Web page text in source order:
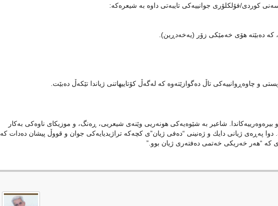
كوردی/فۆلكلۆری جوانییه‌كی تایبه‌تی داوه‌ به‌ شیعرەکە:
كه‌ ده‌بێته‌ هۆی خه‌مێكی زۆر (یه‌خه‌دڕین).
و چاوه‌ڕوانییه‌كی تاڵ ده‌گوازێته‌وه‌ كه‌ له‌گه‌ڵ كۆتاییهاتنی ژیاندا تێكه‌ڵ ده‌بێت.
شاعیر به‌ شێوه‌یه‌كی هونه‌ریی وێنه‌ی شیعریی، ڕه‌نگ، و موزیكای ناوه‌كی به‌كار
دوا په‌ڕه‌ی ژیانی دایك و ژه‌نینی “ده‌فی ژیان”ی كچه‌كه‌ تراژیدیایه‌كی جوان و قووڵ پیشان ده‌دات كه‌
كه‌ “هەر خەریكی خەتمی دەفتەری ژیان بوو.”